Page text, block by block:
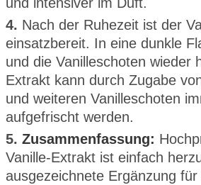
4. Nach der Ruhezeit ist der
einsatzbereit. In eine dunkle
und die Vanilleschoten wieder
Extrakt kann durch Zugabe
und weiteren Vanilleschoten
aufgefrischt werden.
5. Zusammenfassung:
Vanille-Extrakt ist einfach
ausgezeichnete Ergänzung